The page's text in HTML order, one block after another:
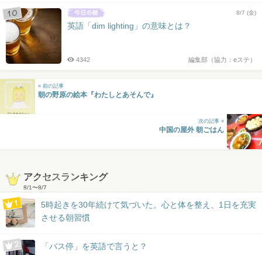
8/7 (金)
英語「dim lighting」の意味とは？
編集部（協力：eステ）
4342
« 前の記事
朝の野原の絵本『わたしとあそんで』
次の記事 »
中国の屋外 朝ごはん
アクセスランキング
8/1〜8/7
5時起きを30年続けて気づいた。心と体を整え、1日を充実
させる朝習慣
「バス停」を英語で言うと？